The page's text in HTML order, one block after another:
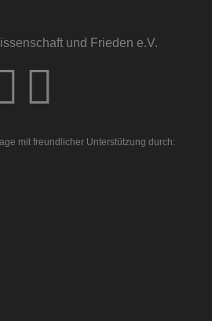
und Frieden e.V.
mit freundlicher Unterstützung durch: